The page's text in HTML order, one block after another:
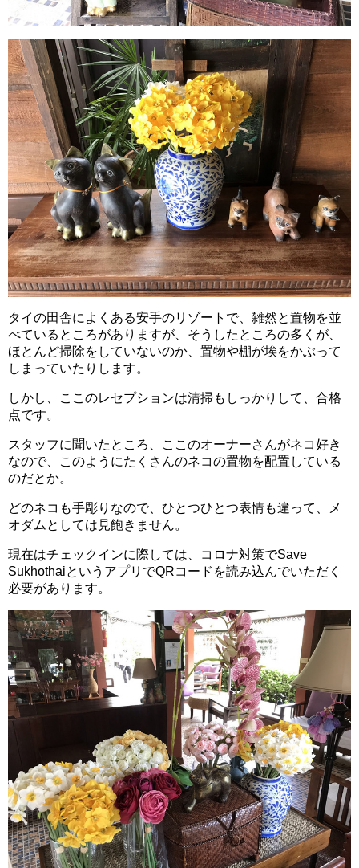
タイの田舎によくある安手のリゾートで、雑然と置物を並
べているところがありますが、そうしたところの多くが、
ほとんど掃除をしていないのか、置物や棚が埃をかぶって
しまっていたりします。
しかし、ここのレセプションは清掃もしっかりして、合格
点です。
スタッフに聞いたところ、ここのオーナーさんがネコ好き
なので、このようにたくさんのネコの置物を配置している
のだとか。
どのネコも手彫りなので、ひとつひとつ表情も違って、メ
オダムとしては見飽きません。
現在はチェックインに際しては、コロナ対策でSave
SukhothaiというアプリでQRコードを読み込んでいただく
必要があります。